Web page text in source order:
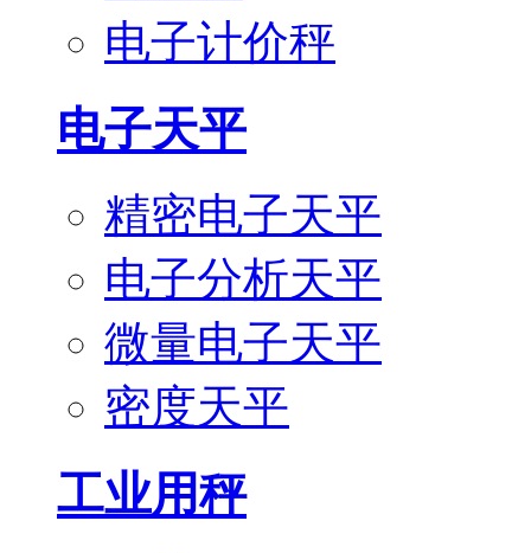
电子计价秤
电子天平
精密电子天平
电子分析天平
微量电子天平
密度天平
工业用秤